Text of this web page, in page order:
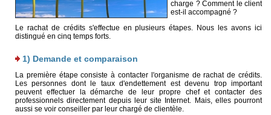
charge ? Comment le client
est-il accompagné ?
Le rachat de crédits s'effectue en plusieurs étapes. Nous les avons ici
distingué en cinq temps forts.
1) Demande et comparaison
La première étape consiste à contacter l'organisme de rachat de crédits.
Les personnes dont le taux d'endettement est devenu trop important
peuvent effectuer la démarche de leur propre chef et contacter des
professionnels directement depuis leur site Internet. Mais, elles pourront
aussi se voir conseiller par leur chargé de clientèle.